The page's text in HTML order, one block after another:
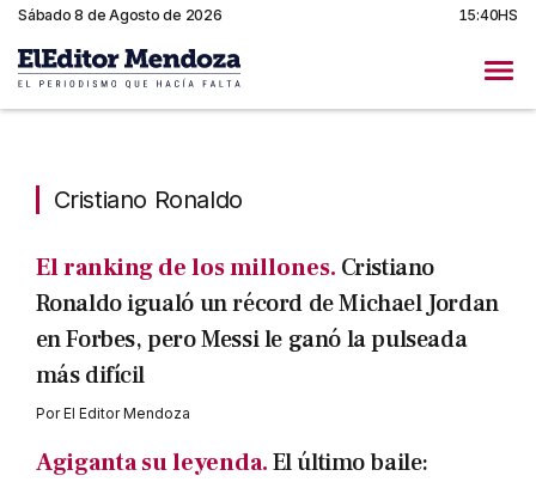
Sábado 8 de Agosto de 2026 15:40HS
Cristiano Ronaldo
El ranking de los millones. Cristiano
Ronaldo igualó un récord de Michael Jordan
en Forbes, pero Messi le ganó la pulseada
más difícil
PorEl Editor Mendoza
Agiganta su leyenda.El último baile: